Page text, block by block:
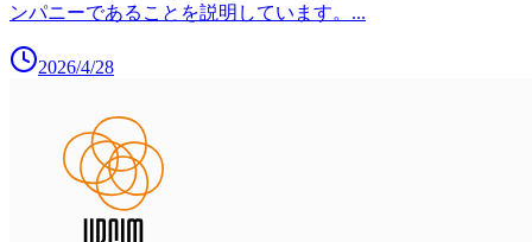
ンパニーであることを説明しています。 ...
2026/4/28